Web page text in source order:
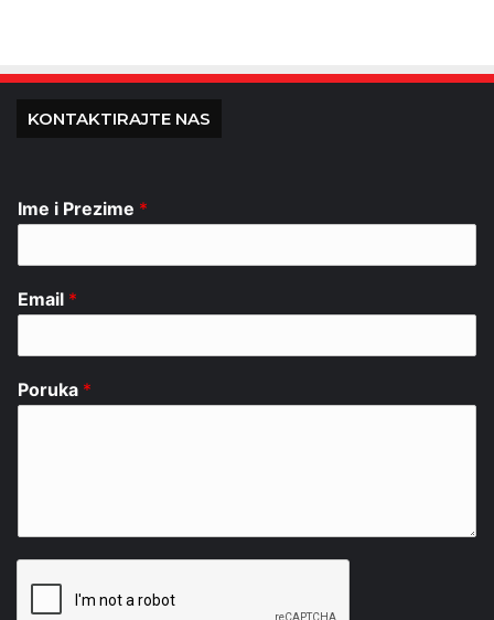
KONTAKTIRAJTE NAS
Ime i Prezime *
Email *
Poruka *